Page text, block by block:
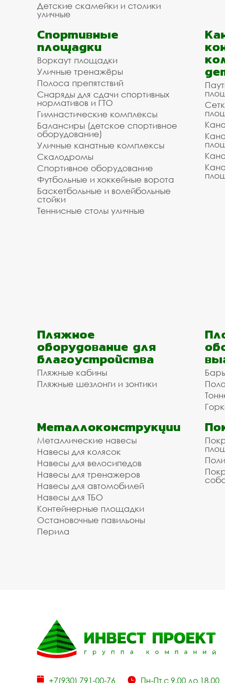
Детские скамейки и столики
уличные
Спортивные
площадки
Воркаут площадки
Уличные тренажёры
Полоса препятствий
Снаряды для сдачи спортивных
нормативов и ГТО
Гимнастические комплексы
Балансиры (детское спортивное
оборудование)
Уличные канатные комплексы
Скалодромы
Спортивное оборудование
Футбольные и хоккейные ворота
Баскетбольные и волейбольные
стойки
Теннисные столы уличные
Пляжное
оборудование для
благоустройства
Пляжные кабины
Пляжные шезлонги и зонтики
Металлоконструкции
Металлические навесы
Навесы для колясок
Навесы для велосипедов
Навесы для тренажеров
Навесы для автомобилей
Навесы для ТБО
Контейнерные площадки
Остановочные павильоны
Перила
+7(930) 791-00-76 Пн-Пт с 9.00 до 18.00